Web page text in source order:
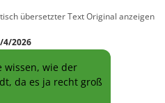
übersetzter TextOriginal anzeigen
4/2026
wissen, wie der
da es ja recht groß